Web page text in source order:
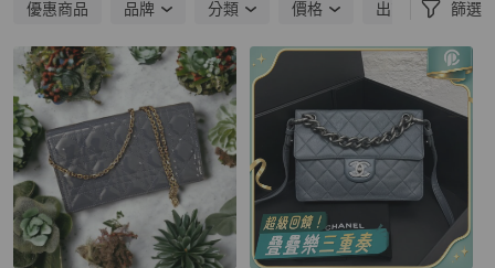
優惠商品 品牌 分類 價格 出貨地點 篩選